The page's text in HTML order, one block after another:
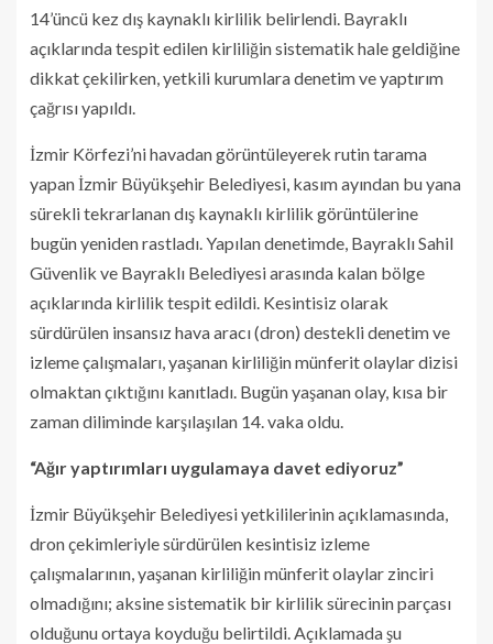
14’üncü kez dış kaynaklı kirlilik belirlendi. Bayraklı
açıklarında tespit edilen kirliliğin sistematik hale geldiğine
dikkat çekilirken, yetkili kurumlara denetim ve yaptırım
çağrısı yapıldı.
İzmir Körfezi’ni havadan görüntüleyerek rutin tarama
yapan İzmir Büyükşehir Belediyesi, kasım ayından bu yana
sürekli tekrarlanan dış kaynaklı kirlilik görüntülerine
bugün yeniden rastladı. Yapılan denetimde, Bayraklı Sahil
Güvenlik ve Bayraklı Belediyesi arasında kalan bölge
açıklarında kirlilik tespit edildi. Kesintisiz olarak
sürdürülen insansız hava aracı (dron) destekli denetim ve
izleme çalışmaları, yaşanan kirliliğin münferit olaylar dizisi
olmaktan çıktığını kanıtladı. Bugün yaşanan olay, kısa bir
zaman diliminde karşılaşılan 14. vaka oldu.
“Ağır yaptırımları uygulamaya davet ediyoruz”
İzmir Büyükşehir Belediyesi yetkililerinin açıklamasında,
dron çekimleriyle sürdürülen kesintisiz izleme
çalışmalarının, yaşanan kirliliğin münferit olaylar zinciri
olmadığını; aksine sistematik bir kirlilik sürecinin parçası
olduğunu ortaya koyduğu belirtildi. Açıklamada şu